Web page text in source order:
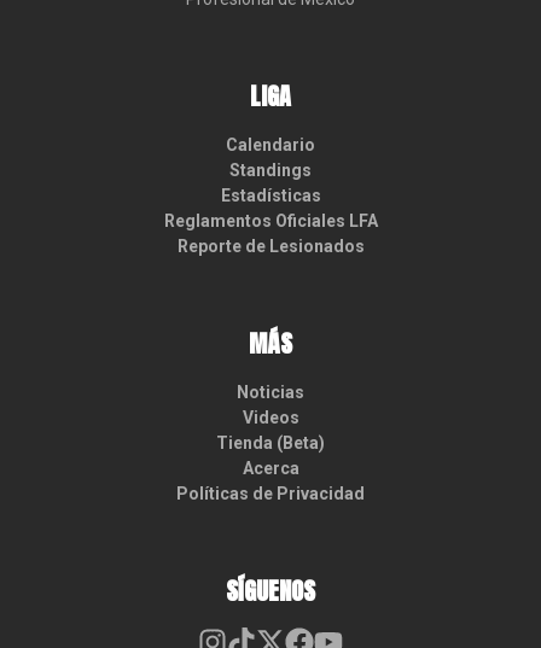
LIGA
Calendario
Standings
Estadísticas
Reglamentos Oficiales LFA
Reporte de Lesionados
MÁS
Noticias
Videos
Tienda (Beta)
Acerca
Políticas de Privacidad
SÍGUENOS